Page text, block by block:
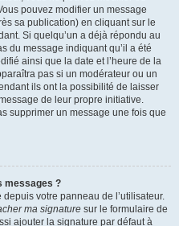
pouvez modifier un message
sa publication) en cliquant sur le
Si quelqu’un a déjà répondu au
du message indiquant qu’il a été
ainsi que la date et l’heure de la
pas si un modérateur ou un
ils ont la possibilité de laisser
de leur propre initiative.
supprimer un message une fois que
messages ?
votre panneau de l’utilisateur.
ma signature sur le formulaire de
ajouter la signature par défaut à